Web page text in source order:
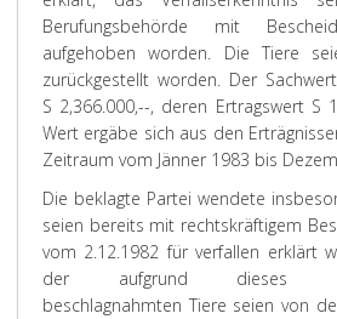
Berufungsbehörde mit
aufgehoben worden. Die Tiere
zurückgestellt worden. Der
S 2,366.000,--, deren Ertragswert S
Wert ergäbe sich aus den
Zeitraum vom Jänner 1983 bis
Die beklagte Partei wendete
seien bereits mit rechtskräftigem
vom 2.12.1982 für verfallen erklärt
der aufgrund dieses
beschlagnahmten Tiere seien von